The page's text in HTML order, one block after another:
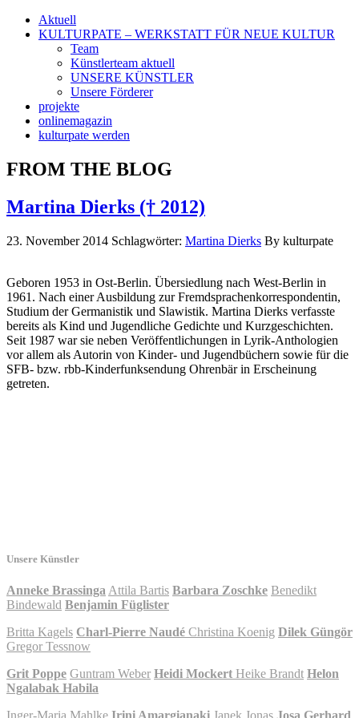
Aktuell
KULTURPATE – WERKSTATT FÜR NEUE KULTUR
Team
Künstlerteam aktuell
UNSERE KÜNSTLER
Unsere Förderer
projekte
onlinemagazin
kulturpate werden
FROM THE BLOG
Martina Dierks († 2012)
23. November 2014 Schlagwörter: Martina Dierks By kulturpate
Geboren 1953 in Ost-Berlin. Übersiedlung nach West-Berlin in
1961. Nach einer Ausbildung zur Fremdsprachenkorrespondentin,
Studium der Germanistik und Slawistik. Martina Dierks verfasste
bereits als Kind und Jugendliche Gedichte und Kurzgeschichten.
Seit 1987 war sie neben Veröffentlichungen in Lyrik-Anthologien
vor allem als Autorin von Kinder- und Jugendbüchern sowie für die
SFB- bzw. rbb-Kinderfunksendung Ohrenbär in Erscheinung
getreten.
Unsere Künstler
Anneke Brassinga Attila Bartis Barbara Zoschke Benedikt
Bindewald Benjamin Füglister
Britta Kagels Charl-Pierre Naudé Christina Koenig Dilek Güngör
Gregor Tessnow
Grit Poppe Guntram Weber Heidi Mockert Heike Brandt Helon
Ngalabak Habila
Inger-Maria Mahlke Irini Amargianaki Janek Jonas Josa Gerhard